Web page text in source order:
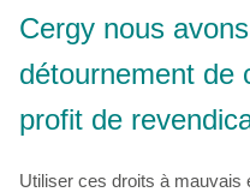
Cergy nous
détournement de
profit de
Utiliser ces droits à mauvais